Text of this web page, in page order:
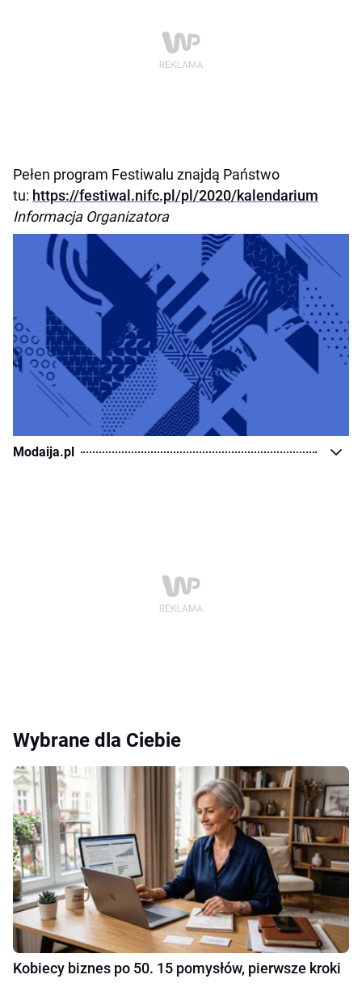
Pełen program Festiwalu znajdą Państwo
tu: https://festiwal.nifc.pl/pl/2020/kalendarium
Informacja Organizatora
Modaija.pl
Wybrane dla Ciebie
Kobiecy biznes po 50. 15 pomysłów, pierwsze kroki